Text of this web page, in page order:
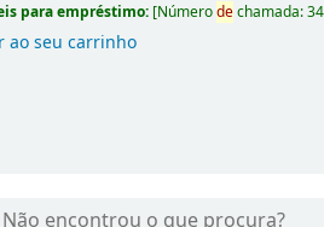
para empréstimo: [Númerodechamada:
ao seu carrinho